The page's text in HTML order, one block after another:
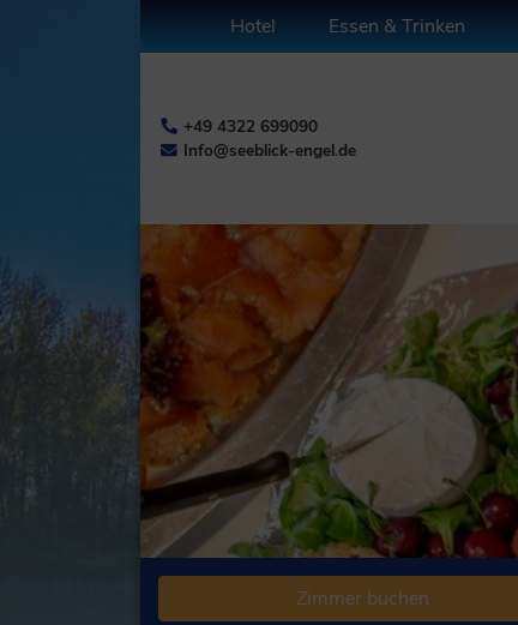
Hotel Essen & Trinken
+49 4322 699090
Info@seeblick-engel.de
Zimmer buchen